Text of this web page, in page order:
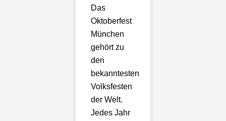
Das
Oktoberfest
München
gehört zu
den
bekanntesten
Volksfesten
der Welt.
Jedes Jahr